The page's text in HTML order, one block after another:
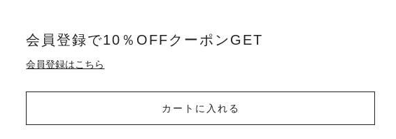
会員登録で10％OFFクーポンGET
会員登録はこちら
カートに入れる